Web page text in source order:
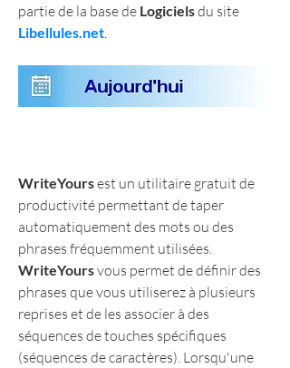
partie de la base de Logiciels
Libellules.net
WriteYours est un utilitaire gratuit de
productivité permettant de taper
automatiquement des mots ou des
WriteYours vous permet de définir des
phrases que vous utiliserez à plusieurs
reprises et de les associer à des
séquences de touches spécifiques
(séquences de caractères). Lorsqu'une